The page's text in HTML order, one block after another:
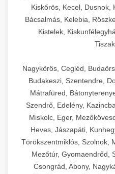
Kiskőrös, Kecel, Dusnok,
Bácsalmás, Kelebia,
Kistelek,
Nagykörös, Cegléd,
Budakeszi, Szentendre,
Mátrafüred,
Szendrő, Edelény,
Miskolc, Eger,
Heves, Jászapáti,
Törökszentmiklós, Szolnok,
Mezőtúr, Gyomaendrőd,
Csongrád, Abony,